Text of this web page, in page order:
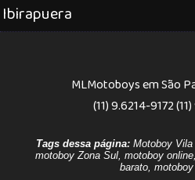
Ibirapuera
MLMotoboys em São
(11) 9.6214-9172
Tags dessa página:Motoboy Vila
motoboy Zona Sul, motoboy
barato,